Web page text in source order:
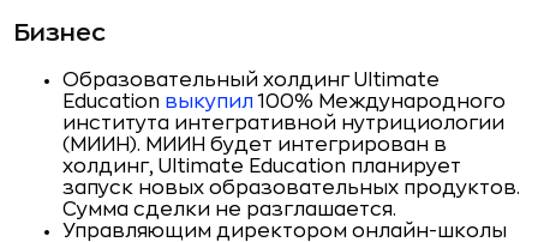
Бизнес
Образовательный холдинг Ultimate
Education выкупил 100% Международного
института интегративной нутрициологии
(МИИН). МИИН будет интегрирован в
холдинг, Ultimate Education планирует
запуск новых образовательных продуктов.
Сумма сделки не разглашается.
Управляющим директором онлайн-школы